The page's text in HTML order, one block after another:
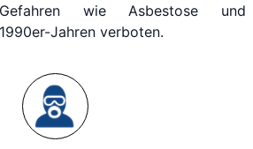
Gefahren wie Asbestose und
Jahren verboten.